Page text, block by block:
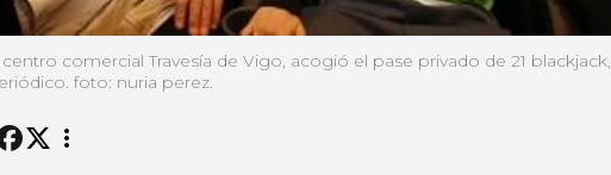
comercial Travesía de Vigo, acogió el pase privado de 21 blackjack,
foto: nuria perez.